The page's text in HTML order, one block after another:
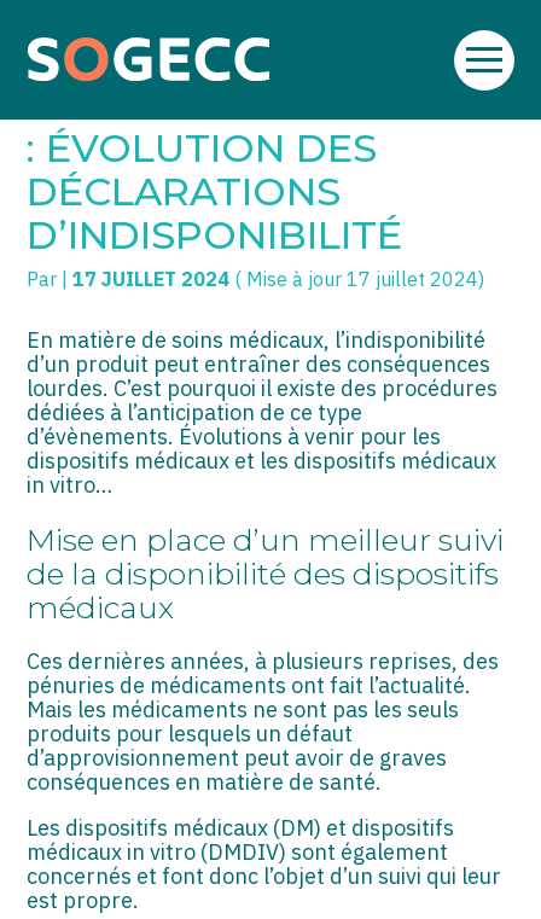
Aller
SOGECC – Coignières
SOGECC – Noisy
SOGECC – République
SOGECC – Turbigo
TPE/PME
COMMERÇANTS
GROUPE
SCI / LMNP
PROFESSIONS LIBÉRALES
HOLDING
PARTICULIERS
EXPATRIÉ NON RÉSIDANT
IMPATRIÉ / EXPATRIÉ
ASSOCIATIONS
START-UP
SECTEUR AUDIOVISUEL
Créer et reprendre une activité
Gérer votre quotidien
Piloter votre entreprise
Développer votre entreprise
Construire votre patrimoine
Être prêt pour la facturation
électronique
DISPOSITIFS MÉDICAUX
: ÉVOLUTION DES
DÉCLARATIONS
D’INDISPONIBILITÉ
Par |17 JUILLET 2024 ( Mise à jour 17 juillet 2024)
En matière de soins médicaux, l’indisponibilité
d’un produit peut entraîner des conséquences
lourdes. C’est pourquoi il existe des procédures
dédiées à l’anticipation de ce type
d’évènements. Évolutions à venir pour les
dispositifs médicaux et les dispositifs médicaux
in vitro…
Mise en place d’un meilleur suivi
de la disponibilité des dispositifs
médicaux
Ces dernières années, à plusieurs reprises, des
pénuries de médicaments ont fait l’actualité.
Mais les médicaments ne sont pas les seuls
produits pour lesquels un défaut
d’approvisionnement peut avoir de graves
conséquences en matière de santé.
Les dispositifs médicaux (DM) et dispositifs
médicaux in vitro (DMDIV) sont également
concernés et font donc l’objet d’un suivi qui leur
est propre.